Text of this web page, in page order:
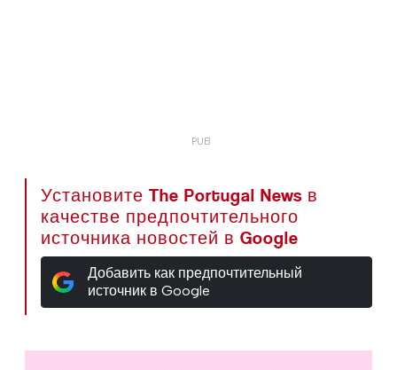
Установите The Portugal News в
качестве предпочтительного
источника новостей в Google
Добавить как предпочтительный
источник в Google